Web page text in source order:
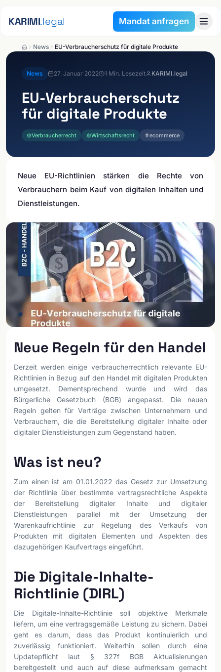
KARIMI.legal Mandat anfragen
News EU-Verbraucherschutz für digitale Produkte
News 27. Januar 2022 1 Min. Lesezeit KARIMI.legal
EU-Verbraucherschutz
für digitale Produkte
Verbraucherrecht Wirtschaftsrecht ecommerce
Neue EU-Richtlinien stärken die Rechte von
Verbrauchern beim Kauf von digitalen Inhalten und
Dienstleistungen.
Neue Regeln für den Handel
Derzeit werden einige verbraucherrechtlich relevante EU-
Richtlinien in Bezug auf den Handel mit digitalen Produkten
umgesetzt. Dementsprechend wurde und wird das
Bürgerliche Gesetzbuch (BGB) angepasst. Die neuen
Regeln gelten für Verträge zwischen Unternehmern und
Verbrauchern, die die Bereitstellung digitaler Inhalte oder
digitaler Dienstleistungen zum Gegenstand haben.
Was ist neu?
Zum einen ist am 01.01.2022 das Gesetz zur Umsetzung
der Richtlinie über bestimmte vertragsrechtliche Aspekte
der Bereitstellung digitaler Inhalte und digitaler
Dienstleistungen parallel mit der Umsetzung der
Warenkaufrichtlinie zur Regelung des Verkaufs von
Produkten mit digitalen Elementen und Aspekten des
dazugehörigen Kaufvertrags eingeführt.
Die Digitale-Inhalte-
Richtlinie (DIRL)
Die Digitale-Inhalte-Richtlinie soll objektive Merkmale
liefern, um eine vertragsgemäße Leistung zu sichern. Dabei
geht es darum, dass das Produkt kontinuierlich und
zuverlässig funktioniert. Weiterhin sollen durch eine
Updatepflicht laut § 327f BGB Aktualisierungen
bereitgestellt und auch auf diese aufmerksam gemacht